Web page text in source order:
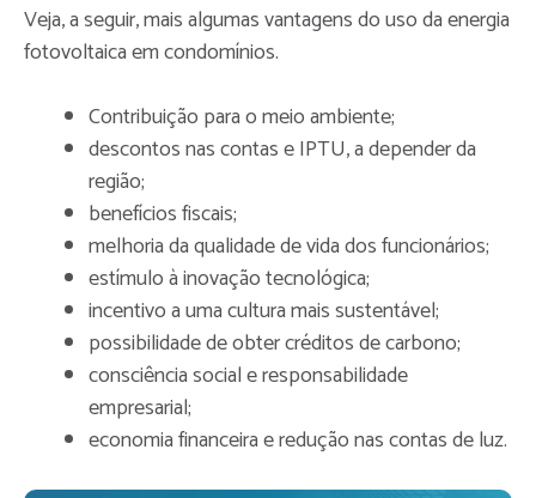
Veja, a seguir, mais algumas vantagens do uso da energia
fotovoltaica em condomínios.
Contribuição para o meio ambiente;
descontos nas contas e IPTU, a depender da
região;
benefícios fiscais;
melhoria da qualidade de vida dos funcionários;
estímulo à inovação tecnológica;
incentivo a uma cultura mais sustentável;
possibilidade de obter créditos de carbono;
consciência social e responsabilidade
empresarial;
economia financeira e redução nas contas de luz.